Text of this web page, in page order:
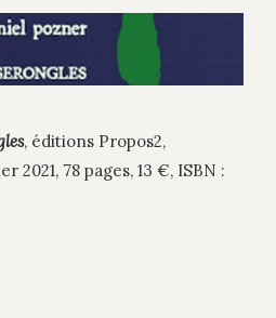
, éditions Propos2,
2021, 78 pages, 13 €, ISBN :